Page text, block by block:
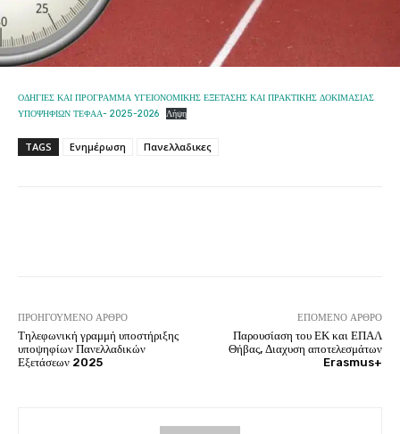
ΟΔΗΓΙΕΣ ΚΑΙ ΠΡΟΓΡΑΜΜΑ ΥΓΕΙΟΝΟΜΙΚΗΣ ΕΞΕΤΑΣΗΣ ΚΑΙ ΠΡΑΚΤΙΚΗΣ ΔΟΚΙΜΑΣΙΑΣ
ΥΠΟΨΗΦΙΩΝ ΤΕΦΑΑ- 2025-2026
Λήψη
TAGS Ενημέρωση Πανελλαδικες
ΠΡΟΗΓΟΎΜΕΝΟ ΆΡΘΡΟ
Τηλεφωνική γραμμή υποστήριξης
υποψηφίων Πανελλαδικών
Εξετάσεων 2025
ΕΠΌΜΕΝΟ ΆΡΘΡΟ
Παρουσίαση του ΕΚ και ΕΠΑΛ
Θήβας, Διαχυση αποτελεσμάτων
Erasmus+